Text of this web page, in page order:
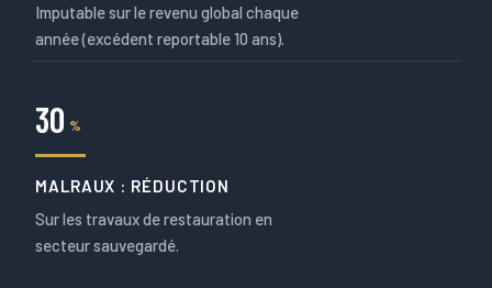
Imputable sur le revenu global chaque
année (excédent reportable 10 ans).
30 %
MALRAUX : RÉDUCTION
Sur les travaux de restauration en
secteur sauvegardé.